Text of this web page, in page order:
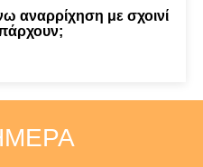
αναρρίχηση με σχοινί